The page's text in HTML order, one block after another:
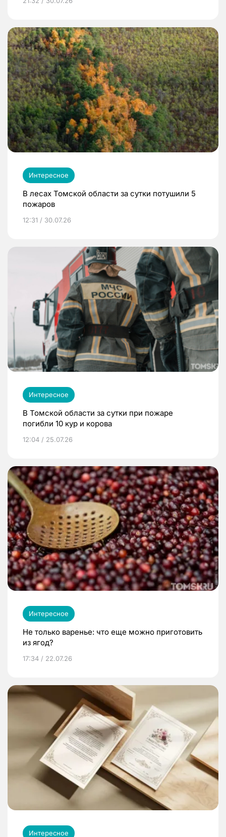
Интересное
В лесах Томской области за сутки потушили 5
пожаров
12:31 / 30.07.26
Интересное
В Томской области за сутки при пожаре
погибли 10 кур и корова
12:04 / 25.07.26
Интересное
Не только варенье: что еще можно приготовить
из ягод?
17:34 / 22.07.26
Интересное